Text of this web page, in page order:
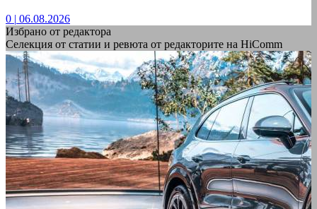
0 | 06.08.2026
Избрано от редактора
Селекция от статии и ревюта от редакторите на HiComm